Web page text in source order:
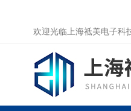
欢迎光临上海祗美电子科